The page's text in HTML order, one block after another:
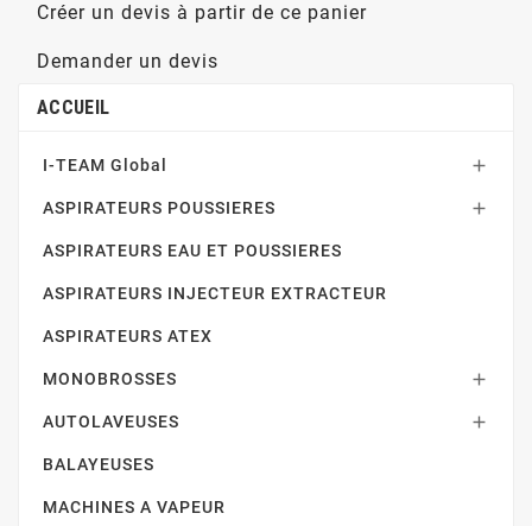
Créer un devis à partir de ce panier
Demander un devis
ACCUEIL
I-TEAM Global 
ASPIRATEURS POUSSIERES 
ASPIRATEURS EAU ET POUSSIERES
ASPIRATEURS INJECTEUR EXTRACTEUR
ASPIRATEURS ATEX
MONOBROSSES 
AUTOLAVEUSES 
BALAYEUSES
MACHINES A VAPEUR